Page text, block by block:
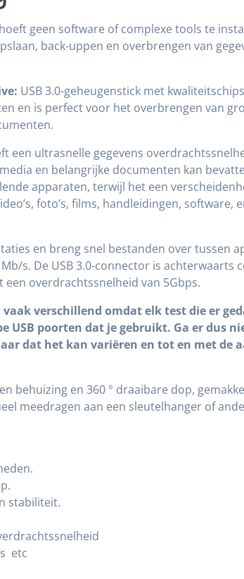
hoeft geen software of complexe tools te
back-uppen en overbrengen van
: USB 3.0-geheugenstick met
en is perfect voor het overbrengen van
een ultrasnelle gegevens
en belangrijke documenten kan
apparaten, terwijl het een
foto’s, films, handleidingen, software,
en breng snel bestanden over tussen
s. De USB 3.0-connector is achterwaarts
overdrachtssnelheid van 5Gbps.
verschillend omdat elk test die er
USB poorten dat je gebruikt. Ga er dus
dat het kan variëren en tot en met de
behuizing en 360 ° draaibare dop,
meedragen aan een sleutelhanger of
stabiliteit.
etc